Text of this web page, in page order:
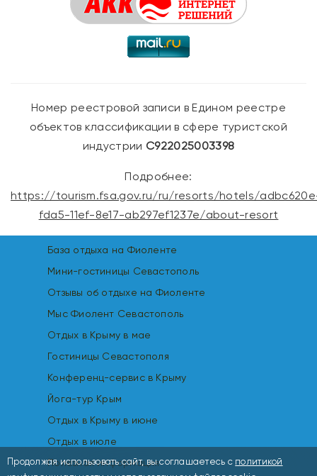
Номер реестровой записи в Едином реестре
объектов классификации в сфере туристской
индустрии С922025003398
Подробнее:
https://tourism.fsa.gov.ru/ru/resorts/hotels/
fda5-11ef-8e17-ab297ef1237e/about-resort
База отдыха на Фиоленте
Мини-гостиницы Севастополь
Отзывы об отдыхе на Фиоленте
Мыс Фиолент Севастополь
Отдых в Крыму в мае
Гостиницы Севастополя
Конференц-сервис в Крыму
Йога-тур Крым
Отдых в Крыму в июне
Отдых в июле
Полезная информация
Продолжая использовать сайт, вы соглашаетесь с политикой